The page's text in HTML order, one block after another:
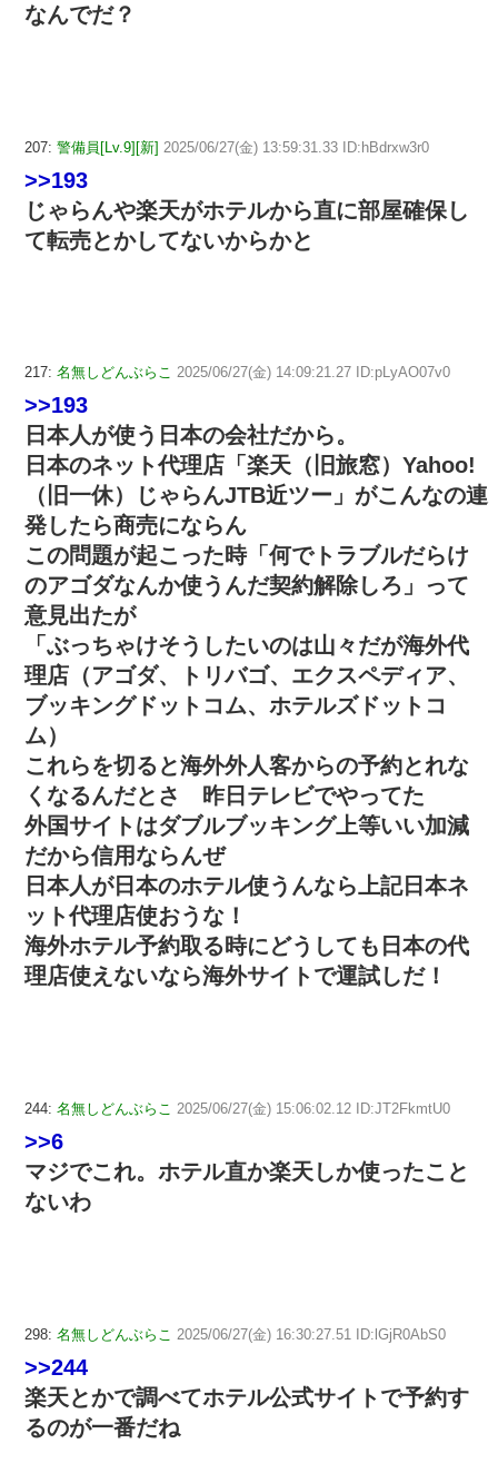
なんでだ？
207: 警備員[Lv.9][新] 2025/06/27(金) 13:59:31.33 ID:hBdrxw3r0
>>193
じゃらんや楽天がホテルから直に部屋確保し
て転売とかしてないからかと
217: 名無しどんぶらこ 2025/06/27(金) 14:09:21.27 ID:pLyAO07v0
>>193
日本人が使う日本の会社だから。
日本のネット代理店「楽天（旧旅窓）Yahoo!
（旧一休）じゃらんJTB近ツー」がこんなの連
発したら商売にならん
この問題が起こった時「何でトラブルだらけ
のアゴダなんか使うんだ契約解除しろ」って
意見出たが
「ぶっちゃけそうしたいのは山々だが海外代
理店（アゴダ、トリバゴ、エクスペディア、
ブッキングドットコム、ホテルズドットコ
ム）
これらを切ると海外外人客からの予約とれな
くなるんだとさ 昨日テレビでやってた
外国サイトはダブルブッキング上等いい加減
だから信用ならんぜ
日本人が日本のホテル使うんなら上記日本ネ
ット代理店使おうな！
海外ホテル予約取る時にどうしても日本の代
理店使えないなら海外サイトで運試しだ！
244: 名無しどんぶらこ 2025/06/27(金) 15:06:02.12 ID:JT2FkmtU0
>>6
マジでこれ。ホテル直か楽天しか使ったこと
ないわ
298: 名無しどんぶらこ 2025/06/27(金) 16:30:27.51 ID:lGjR0AbS0
>>244
楽天とかで調べてホテル公式サイトで予約す
るのが一番だね